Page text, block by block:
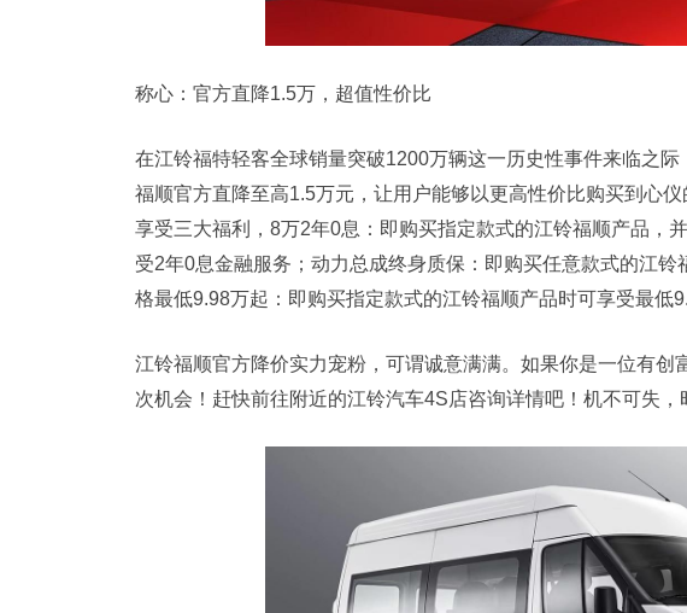
称心：官方直降1.5万，超值性价比
在江铃福特轻客全球销量突破1200万辆这一历史性事件来临之
福顺官方直降至高1.5万元，让用户能够以更高性价比购买到心
享受三大福利，8万2年0息：即购买指定款式的江铃福顺产品，
受2年0息金融服务；动力总成终身质保：即购买任意款式的江
格最低9.98万起：即购买指定款式的江铃福顺产品时可享受最低
江铃福顺官方降价实力宠粉，可谓诚意满满。如果你是一位有
次机会！赶快前往附近的江铃汽车4S店咨询详情吧！机不可失，